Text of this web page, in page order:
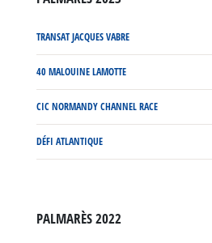
TRANSAT JACQUES VABRE
40 MALOUINE LAMOTTE
CIC NORMANDY CHANNEL RACE
DÉFI ATLANTIQUE
PALMARÈS 2022